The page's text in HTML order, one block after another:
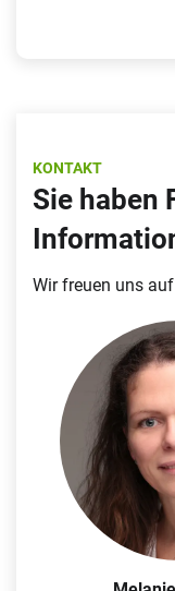
KONTAKT
Sie haben
Wir freuen uns